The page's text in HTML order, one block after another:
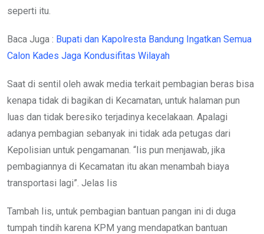
seperti itu.
Baca Juga : Bupati dan Kapolresta Bandung Ingatkan Semua
Calon Kades Jaga Kondusifitas Wilayah
Saat di sentil oleh awak media terkait pembagian beras bisa
kenapa tidak di bagikan di Kecamatan, untuk halaman pun
luas dan tidak beresiko terjadinya kecelakaan. Apalagi
adanya pembagian sebanyak ini tidak ada petugas dari
Kepolisian untuk pengamanan. “Iis pun menjawab, jika
pembagiannya di Kecamatan itu akan menambah biaya
transportasi lagi”. Jelas Iis
Tambah Iis, untuk pembagian bantuan pangan ini di duga
tumpah tindih karena KPM yang mendapatkan bantuan